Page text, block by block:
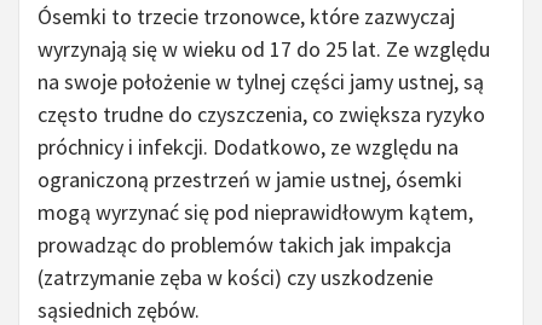
Ósemki to trzecie trzonowce, które zazwyczaj
wyrzynają się w wieku od 17 do 25 lat. Ze względu
na swoje położenie w tylnej części jamy ustnej, są
często trudne do czyszczenia, co zwiększa ryzyko
próchnicy i infekcji. Dodatkowo, ze względu na
ograniczoną przestrzeń w jamie ustnej, ósemki
mogą wyrzynać się pod nieprawidłowym kątem,
prowadząc do problemów takich jak impakcja
(zatrzymanie zęba w kości) czy uszkodzenie
sąsiednich zębów.